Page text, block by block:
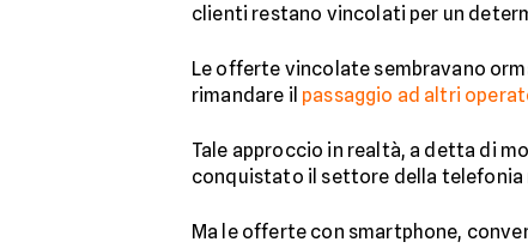
clienti restano vincolati per un
Le offerte vincolate sembravano
rimandare il passaggio ad altri
Tale approccio in realtà, a detta di
conquistato il settore della
Ma le offerte con smartphone,